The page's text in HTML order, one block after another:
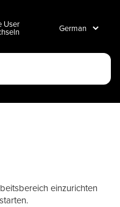
User
einzurichten